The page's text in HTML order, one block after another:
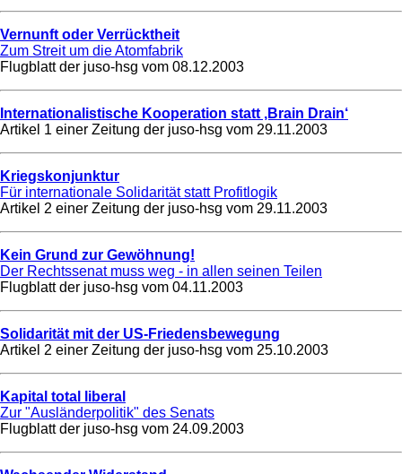
Vernunft oder Verrücktheit
Zum Streit um die Atomfabrik
Flugblatt der juso-hsg vom 08.12.2003
Internationalistische Kooperation statt ‚Brain Drain‘
Artikel 1 einer Zeitung der juso-hsg vom 29.11.2003
Kriegskonjunktur
Für internationale Solidarität statt Profitlogik
Artikel 2 einer Zeitung der juso-hsg vom 29.11.2003
Kein Grund zur Gewöhnung!
Der Rechtssenat muss weg - in allen seinen Teilen
Flugblatt der juso-hsg vom 04.11.2003
Solidarität mit der US-Friedensbewegung
Artikel 2 einer Zeitung der juso-hsg vom 25.10.2003
Kapital total liberal
Zur "Ausländerpolitik" des Senats
Flugblatt der juso-hsg vom 24.09.2003